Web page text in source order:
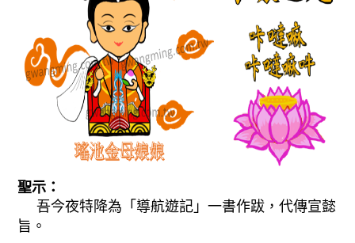
聖示：
吾今夜特降為「導航遊記」一書作跋，代傳宣懿
旨。